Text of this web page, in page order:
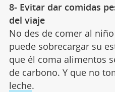
8- Evitar dar comidas
del viaje
No des de comer al
puede sobrecargar su
que él coma alimentos
de carbono. Y que no
leche.